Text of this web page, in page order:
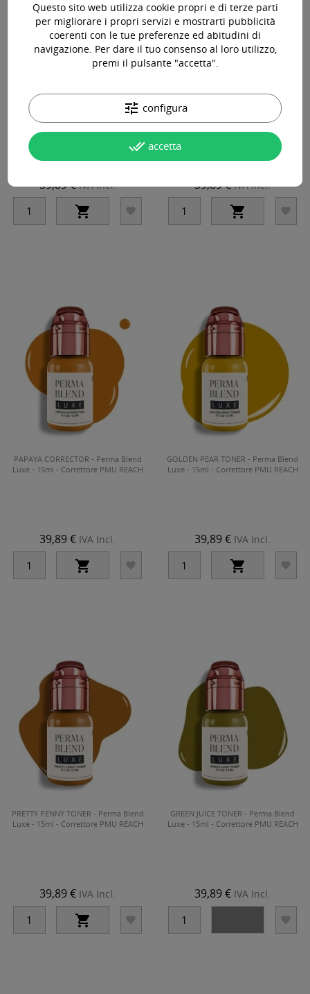
GINGER CORRECTOR - Perma Blend
Luxe - 15ml - Correttore PMU REACH
39,89 €IVA Incl.
 
LIMONCELLO CORRECTOR - Perma
Blend Luxe - 15ml - Correttore PMU
REACH
39,89 €IVA Incl.
 
PAPAYA CORRECTOR - Perma Blend
Luxe - 15ml - Correttore PMU REACH
39,89 € IVA Incl.
 
GOLDEN PEAR TONER - Perma Blend
Luxe - 15ml - Correttore PMU REACH
39,89 € IVA Incl.
 
PRETTY PENNY TONER - Perma Blend
Luxe - 15ml - Correttore PMU REACH
39,89 € IVA Incl.
 
GREEN JUICE TONER - Perma Blend
Luxe - 15ml - Correttore PMU REACH
39,89 € IVA Incl.

Questo sito web utilizza cookie propri e di terze parti
per migliorare i propri servizi e mostrarti pubblicità
coerenti con le tue preferenze ed abitudini di
navigazione. Per dare il tuo consenso al loro utilizzo,
premi il pulsante "accetta".
tune configura
done_all accetta